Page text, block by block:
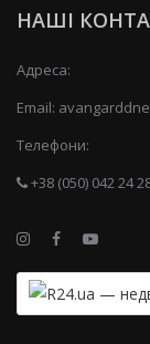
НАШІ
Адреса:
Email:
Телефони:
+38 (050) 042 24